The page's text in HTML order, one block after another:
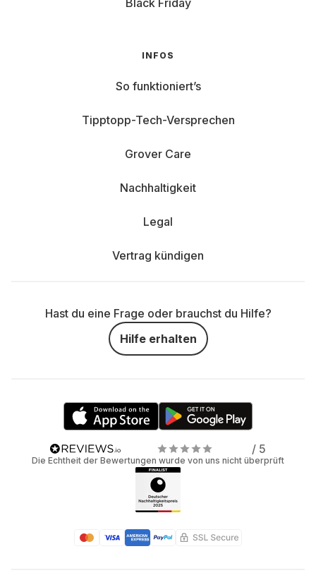
Black Friday
INFOS
So funktioniert’s
Tipptopp-Tech-Versprechen
Grover Care
Nachhaltigkeit
Legal
Vertrag kündigen
Hast du eine Frage oder brauchst du Hilfe?
Hilfe erhalten
/ 5
Die Echtheit der Bewertungen wurde von uns nicht überprüft